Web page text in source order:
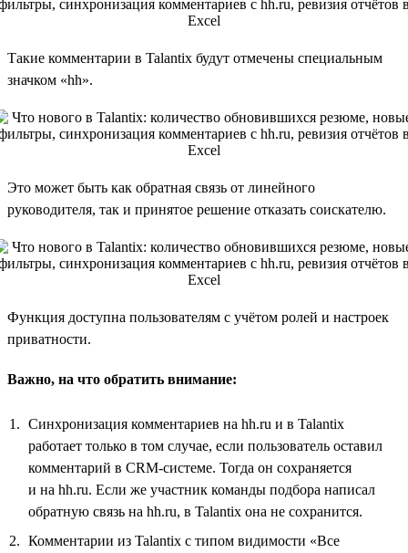
Такие комментарии в Talantix будут отмечены специальным
значком «hh».
Это может быть как обратная связь от линейного
руководителя, так и принятое решение отказать соискателю.
Функция доступна пользователям с учётом ролей и настроек
приватности.
Важно, на что обратить внимание:
Синхронизация комментариев на hh.ru и в Talantix
работает только в том случае, если пользователь оставил
комментарий в CRM-системе. Тогда он сохраняется
и на hh.ru. Если же участник команды подбора написал
обратную связь на hh.ru, в Talantix она не сохранится.
Комментарии из Talantix с типом видимости «Все